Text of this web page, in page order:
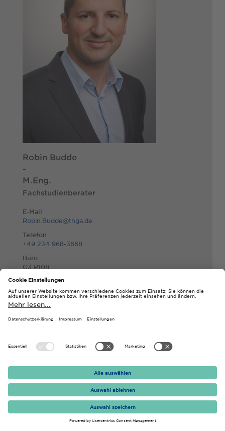
Robin Budde
-
M.Eng.
Fachstudienberater
E-Mail
Robin.Budde@thga.de
Telefon
+49 234 968-3668
Büro
G3 R108
Zur Person
Deine Fragen
Zulassungsvoraussetzungen, der
Einschreibung ins Studium oder wie du dein
Studium finanzierst? UnsereZentrale Studien
beratungist für dich da.